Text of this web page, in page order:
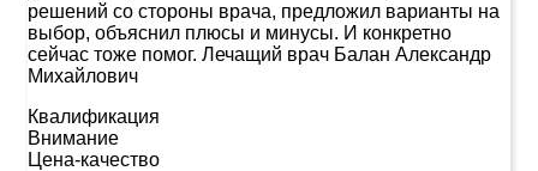
решений со стороны врача, предложил варианты на
выбор, объяснил плюсы и минусы. И конкретно
сейчас тоже помог. Лечащий врач Балан Александр
Михайлович
Квалификация
Внимание
Цена-качество